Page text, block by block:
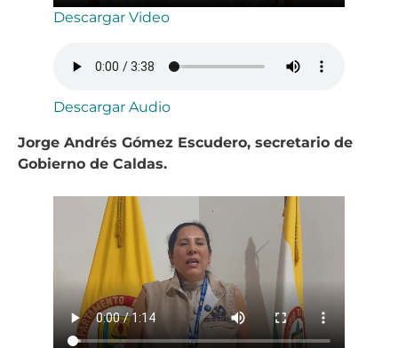
Descargar Video
Descargar Audio
Jorge Andrés Gómez Escudero, secretario de
Gobierno de Caldas.